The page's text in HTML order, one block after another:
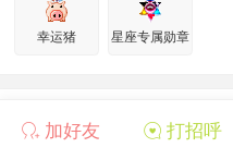
加好友 打招呼
幸运猪 星座专属勋章